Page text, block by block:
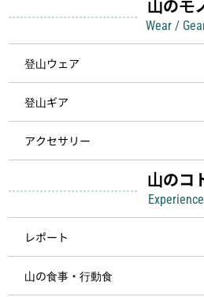
山のモ
Wear /
登山ウェア
登山ギア
アクセサリー
山のコ
レポート
山の食事・行動食